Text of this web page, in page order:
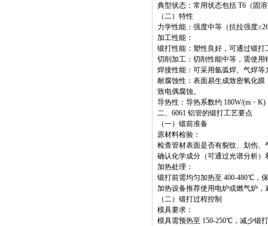
典型状态：常用状态包括 T6（固
（二）特性
力学性能：强度中等（抗拉强度
加工性能：
锻打性能：塑性良好，可通过锻
切削加工：切削性能中等，需使用
焊接性能：可采用氩弧焊、气焊等
耐腐蚀性：表面易生成致密氧化
致电偶腐蚀。
导热性：导热系数约 180W/(m・
二、6061 铝管的锻打工艺要点
（一）锻前准备
原材料检验：
检查管材表面是否有裂纹、划伤、
确认化学成分（可通过光谱分析）
加热处理：
锻打前需均匀加热至 400-480℃，
加热设备推荐使用电炉或燃气炉
（二）锻打过程控制
模具要求：
模具需预热至 150-250℃，减少锻